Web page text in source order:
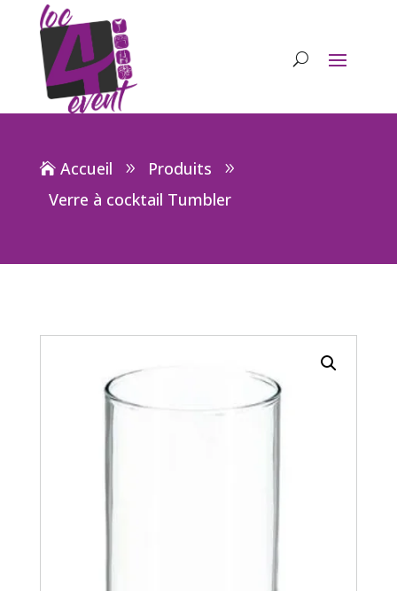
Accueil
Produits
Verre à cocktail Tumbler